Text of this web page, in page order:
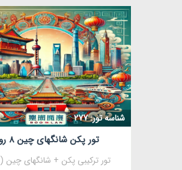
مشاهده
شناسه تور: 277
تور پکن شانگهای چین 8 روز
تور ترکیبی پکن + شانگهای چین (FIT)